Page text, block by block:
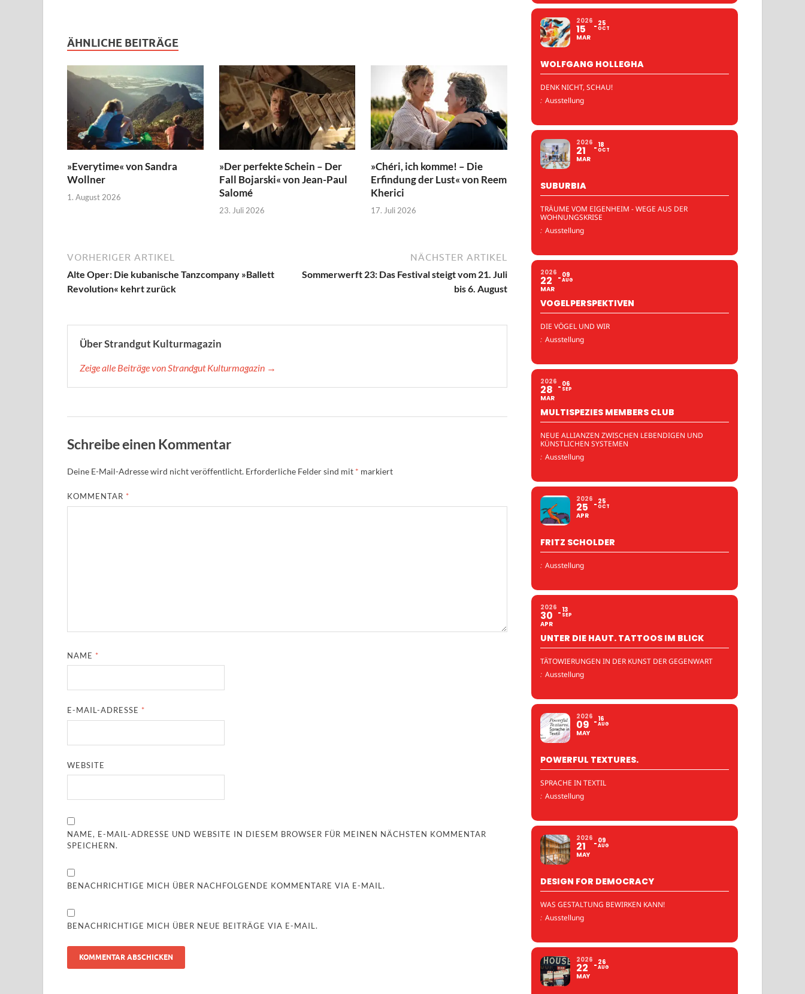
ÄHNLICHE BEITRÄGE
»Everytime« von Sandra
Wollner
1. August 2026
»Der perfekte Schein – Der
Fall Bojarski« von Jean-Paul
Salomé
23. Juli 2026
»Chéri, ich komme! – Die
Erfindung der Lust« von Reem
Kherici
17. Juli 2026
VORHERIGER ARTIKEL
Alte Oper: Die kubanische Tanzcompany »Ballett
Revolution« kehrt zurück
NÄCHSTER ARTIKEL
Sommerwerft 23: Das Festival steigt vom 21. Juli
bis 6. August
Über Strandgut Kulturmagazin
Zeige alle Beiträge von Strandgut Kulturmagazin →
Schreibe einen Kommentar
Deine E-Mail-Adresse wird nicht veröffentlicht. Erforderliche Felder sind mit * markiert
KOMMENTAR *
NAME *
E-MAIL-ADRESSE *
WEBSITE
NAME, E-MAIL-ADRESSE UND WEBSITE IN DIESEM BROWSER FÜR MEINEN NÄCHSTEN KOMMENTAR
SPEICHERN.
BENACHRICHTIGE MICH ÜBER NACHFOLGENDE KOMMENTARE VIA E-MAIL.
BENACHRICHTIGE MICH ÜBER NEUE BEITRÄGE VIA E-MAIL.
2026
15
MAR
25
OCT
WOLFGANG HOLLEGHA
DENK NICHT, SCHAU!
: Ausstellung
2026
21
MAR
18
OCT
SUBURBIA
TRÄUME VOM EIGENHEIM - WEGE AUS DER
WOHNUNGSKRISE
: Ausstellung
2026
22
MAR
09
AUG
VOGELPERSPEKTIVEN
DIE VÖGEL UND WIR
: Ausstellung
2026
28
MAR
06
SEP
MULTISPEZIES MEMBERS CLUB
NEUE ALLIANZEN ZWISCHEN LEBENDIGEN UND
KÜNSTLICHEN SYSTEMEN
: Ausstellung
2026
25
APR
25
OCT
FRITZ SCHOLDER
: Ausstellung
2026
30
APR
13
SEP
UNTER DIE HAUT. TATTOOS IM BLICK
TÄTOWIERUNGEN IN DER KUNST DER GEGENWART
: Ausstellung
2026
09
MAY
16
AUG
POWERFUL TEXTURES.
SPRACHE IN TEXTIL
: Ausstellung
2026
21
MAY
09
AUG
DESIGN FOR DEMOCRACY
WAS GESTALTUNG BEWIRKEN KANN!
: Ausstellung
2026
22
MAY
26
AUG